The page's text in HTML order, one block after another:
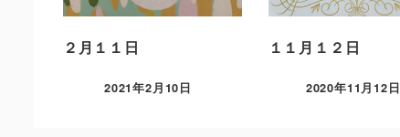
２月１１日
2021年2月10日
１１月１２日
2020年11月12日